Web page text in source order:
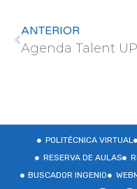
ANTERIOR
POLITÉCNICA VIRTUAL
RESERVA DE AULAS
BUSCADOR INGENIO